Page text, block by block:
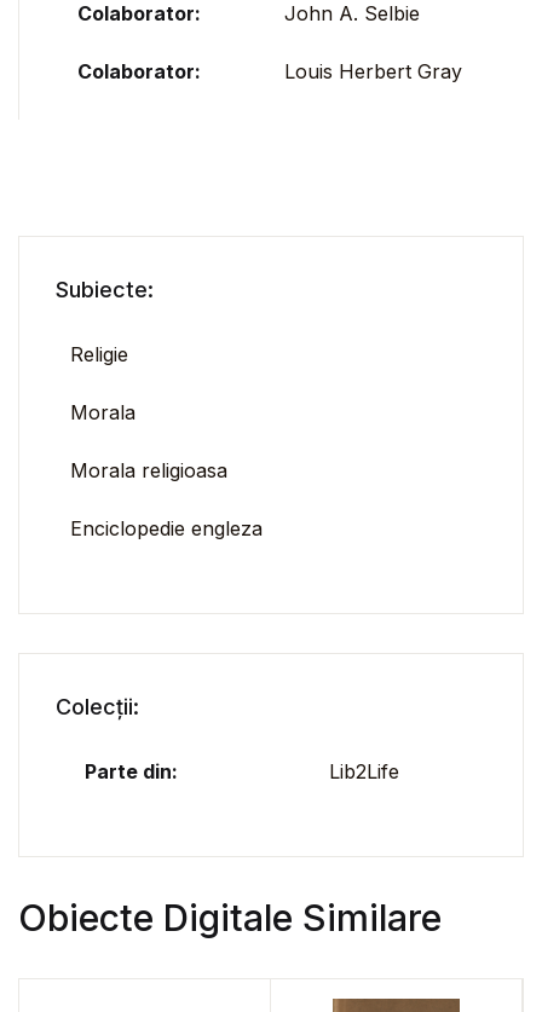
Colaborator: John A. Selbie
Colaborator: Louis Herbert Gray
Subiecte:
Religie
Morala
Morala religioasa
Enciclopedie engleza
Colecții:
Parte din: Lib2Life
Obiecte Digitale Similare